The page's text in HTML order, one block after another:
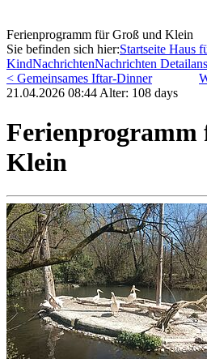
Ferienprogramm für Groß und Klein
Sie befinden sich hier:Startseite Haus
KindNachrichtenNachrichten
< Gemeinsames Iftar-Dinner
21.04.2026 08:44 Alter: 108 days
Klein